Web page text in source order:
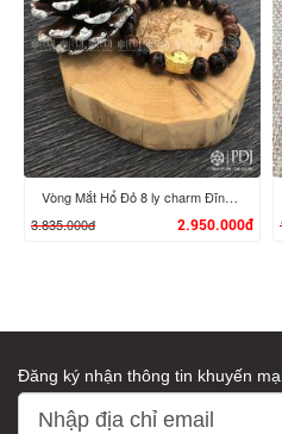
XEM CHI TIẾT
XEM CHI TIẾT
Vòng Mắt Hổ Đỏ 8 ly charm Đĩnh Vàng 24K
3.835.000đ
2.950.000đ
Đăng ký nhận thông tin khuyến